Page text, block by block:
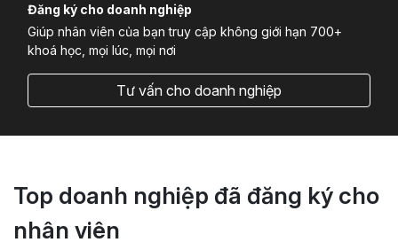
Đăng ký cho doanh nghiệp
Giúp nhân viên của bạn truy cập không giới hạn 700+
khoá học, mọi lúc, mọi nơi
Tư vấn cho doanh nghiệp
Top doanh nghiệp đã đăng ký cho
nhân viên